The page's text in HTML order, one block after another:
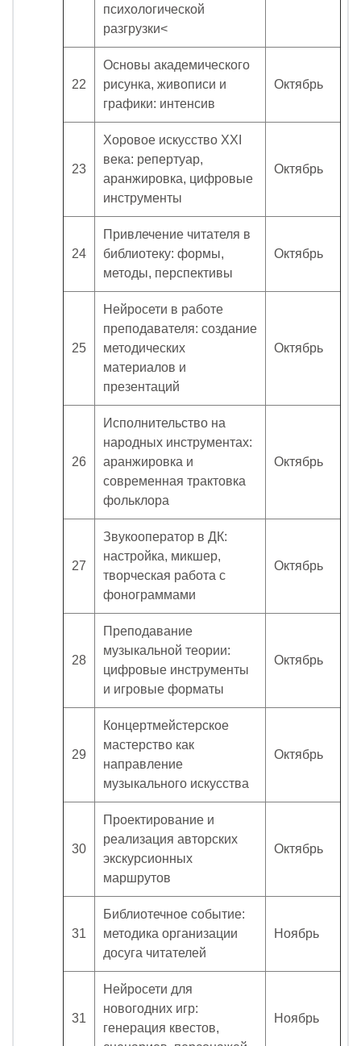
психологической
разгрузки<
22
Основы академического
рисунка, живописи и
графики: интенсив
Октябрь
23
Хоровое искусство XXI
века: репертуар,
аранжировка, цифровые
инструменты
Октябрь
24
Привлечение читателя в
библиотеку: формы,
методы, перспективы
Октябрь
25
Нейросети в работе
преподавателя: создание
методических
материалов и
презентаций
Октябрь
26
Исполнительство на
народных инструментах:
аранжировка и
современная трактовка
фольклора
Октябрь
27
Звукооператор в ДК:
настройка, микшер,
творческая работа с
фонограммами
Октябрь
28
Преподавание
музыкальной теории:
цифровые инструменты
и игровые форматы
Октябрь
29
Концертмейстерское
мастерство как
направление
музыкального искусства
Октябрь
30
Проектирование и
реализация авторских
экскурсионных
маршрутов
Октябрь
31
Библиотечное событие:
методика организации
досуга читателей
Ноябрь
31
Нейросети для
новогодних игр:
генерация квестов,
Ноябрь